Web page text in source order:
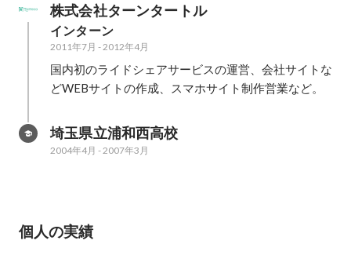
株式会社ターンタートル
インターン
2011年7月 -2012年4月
国内初のライドシェアサービスの運営、会社サイトな
どWEBサイトの作成、スマホサイト制作営業など。
埼玉県立浦和西高校
2004年4月 -2007年3月
個人の実績